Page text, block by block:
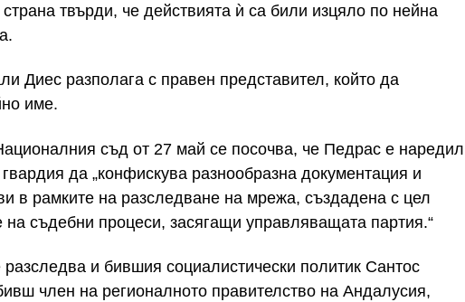
страна твърди, че действията ѝ са били изцяло по нейна
Диес разполага с правен представител, който да
име.
съд от 27 май се посочва, че Педрас е наредил
да „конфискува разнообразна документация и
в рамките на разследване на мрежа, създадена с цел
на съдебни процеси, засягащи управляващата партия.“
и бившия социалистически политик Сантос
член на регионалното правителство на Андалусия,